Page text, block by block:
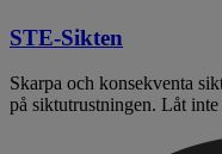
STE-Sikten
Skarpa och konsekventa
på siktutrustningen. Låt